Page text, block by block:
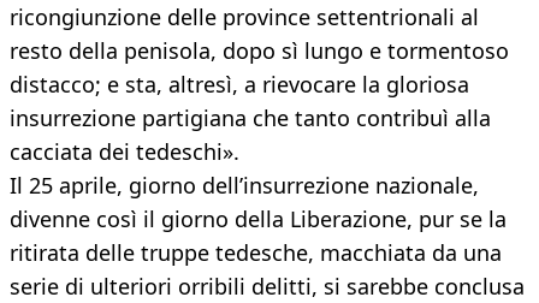
ricongiunzione delle province settentrionali al
resto della penisola, dopo sì lungo e tormentoso
distacco; e sta, altresì, a rievocare la gloriosa
insurrezione partigiana che tanto contribuì alla
cacciata dei tedeschi».
Il 25 aprile, giorno dell’insurrezione nazionale,
divenne così il giorno della Liberazione, pur se la
ritirata delle truppe tedesche, macchiata da una
serie di ulteriori orribili delitti, si sarebbe conclusa